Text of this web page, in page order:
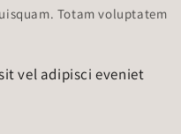
Totam voluptatem
vel adipisci eveniet